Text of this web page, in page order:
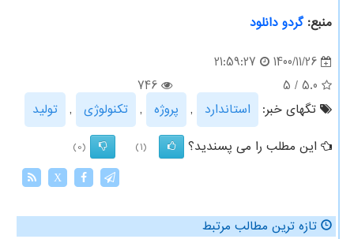
منبع:گردو دانلود
1400/11/26
21:59:27
5.0
/
5
746
تگهای خبر:
استاندارد , پروژه , تكنولوژی ,
تولید
این مطلب را می پسندید؟
(1)
(0)
X
تازه ترین مطالب مرتبط